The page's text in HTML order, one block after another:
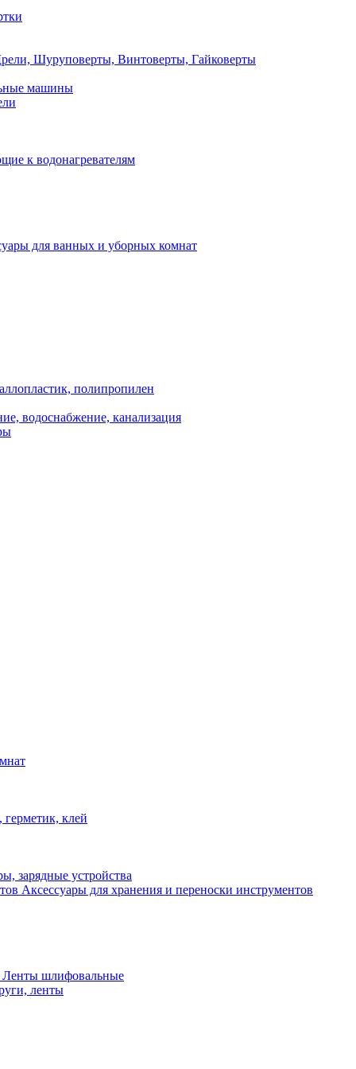
Шуруповерты, Винтоверты, Гайковерты
машины
к водонагревателям
для ванных и уборных комнат
полипропилен
водоснабжение, канализация
клей
зарядные устройства
Аксессуары для хранения и переноски инструментов
шлифовальные
ленты